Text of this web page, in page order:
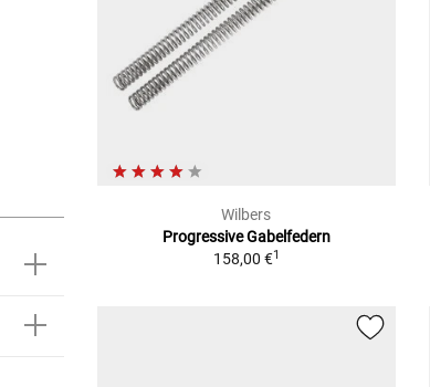
Wilbers
Progressive Gabelfedern
158,00 €1